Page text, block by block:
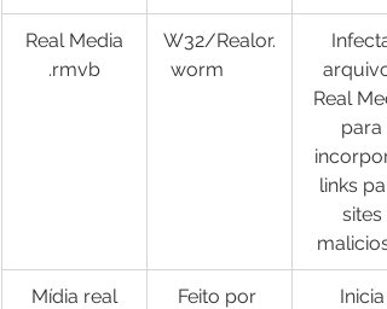
Real Media
.rmvb​
W32/Realor.
Infecta
Real
para
links
sites
Mídia real
Feito por
Inicia